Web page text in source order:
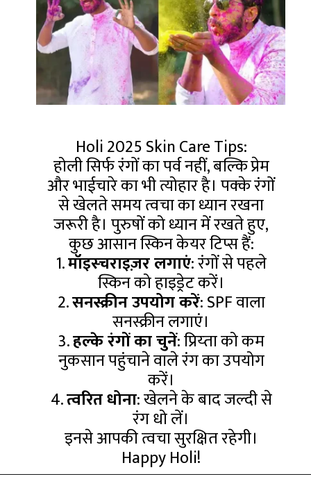
Holi 2025 Skin Care Tips:
होली सिर्फ रंगों का पर्व नहीं, बल्कि प्रेम
और भाईचारे का भी त्योहार है। पक्के रंगों
से खेलते समय त्वचा का ध्यान रखना
जरूरी है। पुरुषों को ध्यान में रखते हुए,
कुछ आसान स्किन केयर टिप्स हैं:
1.मॉइस्चराइज़र लगाएं: रंगों से पहले
स्किन को हाइड्रेट करें।
2.सनस्क्रीन उपयोग करें: SPF वाला
सनस्क्रीन लगाएं।
3.हल्के रंगों का चुनें: प्रिय्ता को कम
नुकसान पहुंचाने वाले रंग का उपयोग
करें।
4.त्वरित धोना: खेलने के बाद जल्दी से
रंग धो लें।
इनसे आपकी त्वचा सुरक्षित रहेगी।
Happy Holi!